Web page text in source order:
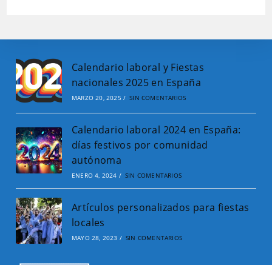
Calendario laboral y Fiestas
nacionales 2025 en España
MARZO 20, 2025 / SIN COMENTARIOS
Calendario laboral 2024 en España:
días festivos por comunidad
autónoma
ENERO 4, 2024 / SIN COMENTARIOS
Artículos personalizados para fiestas
locales
MAYO 28, 2023 / SIN COMENTARIOS